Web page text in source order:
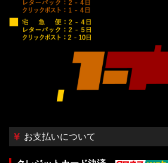
お支払いについて